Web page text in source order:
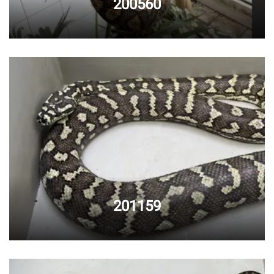
200560
201159